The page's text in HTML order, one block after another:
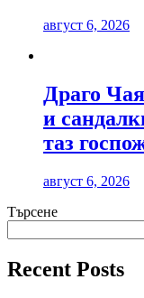
август 6, 2026
Драго
и
таз
август 6, 2026
Търсене
Recent Posts